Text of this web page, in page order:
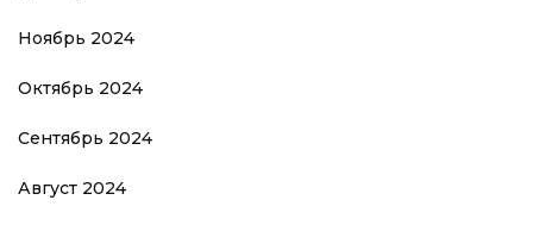
Ноябрь 2024
Октябрь 2024
Сентябрь 2024
Август 2024